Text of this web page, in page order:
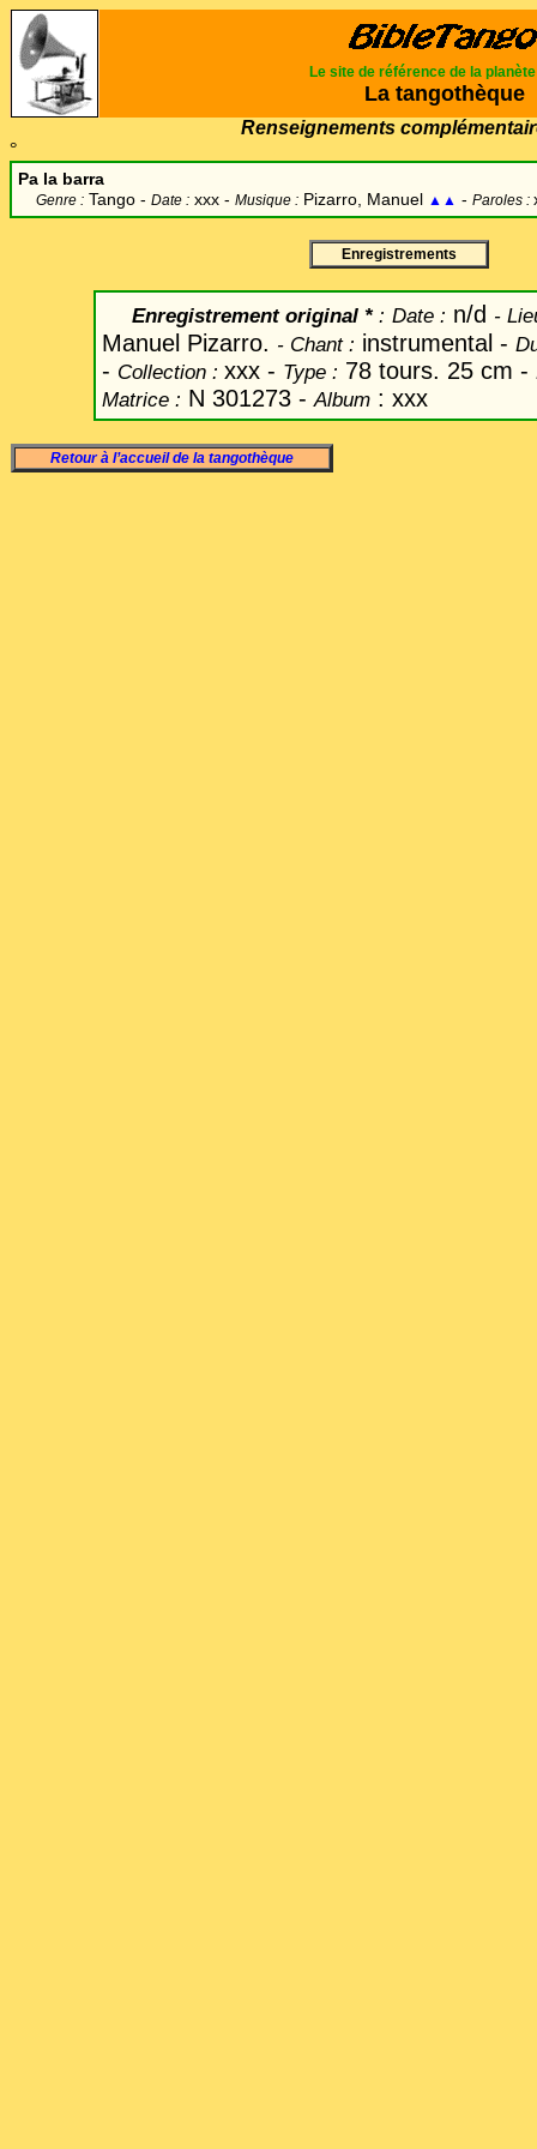
Le site de référence de la planète
La tangothèque
Renseignements
°
Pa la barra
Genre : Tango - Date : xxx - Musique : Pizarro, Manuel ▲▲ - Paroles :
Enregistrements
Enregistrement original * : Date : n/d -
Manuel Pizarro. - Chant: instrumental -
- Collection : xxx - Type : 78 tours. 25 cm -
Matrice : N 301273 - Album : xxx
Retour à l’accueil de la tangothèque